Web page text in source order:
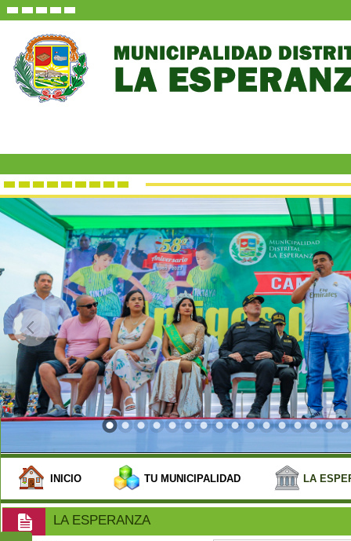
INICIO TU MUNICIPALIDAD LA
LA ESPERANZA